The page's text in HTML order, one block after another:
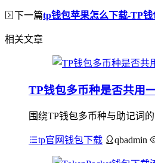
下一篇tp钱包苹果怎么下载-TP
相关文章
TP钱包多币种是否共用
围绕TP钱包多币种与助记词
tp官网钱包下载 qbadmin